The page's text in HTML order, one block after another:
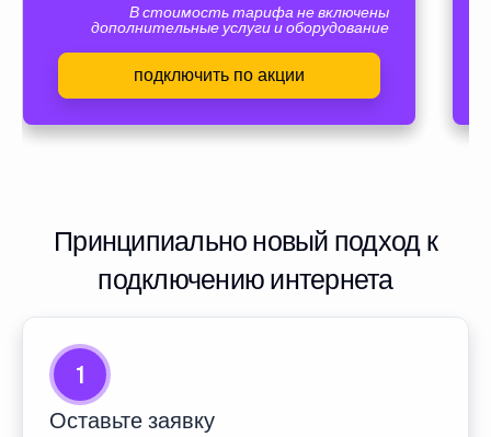
В стоимость тарифа не включены
дополнительные услуги и оборудование
подключить по акции
Принципиально новый подход к
подключению интернета
1
Оставьте заявку